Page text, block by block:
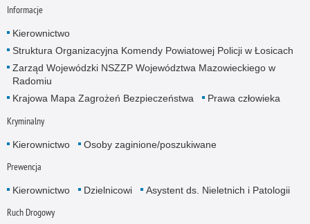
Informacje
Kierownictwo
Struktura Organizacyjna Komendy Powiatowej Policji w Łosicach
Zarząd Wojewódzki NSZZP Województwa Mazowieckiego w
Radomiu
Krajowa Mapa Zagrożeń Bezpieczeństwa
Prawa człowieka
Kryminalny
Kierownictwo Osoby zaginione/poszukiwane
Prewencja
Kierownictwo Dzielnicowi Asystent ds. Nieletnich i Patologii
Ruch Drogowy